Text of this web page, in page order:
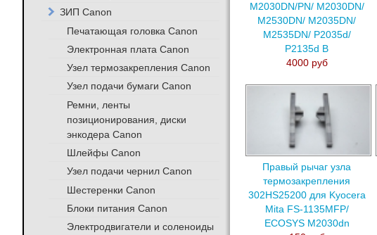
M2030DN/PN/ M2030DN/
M2530DN/ M2035DN/
M2535DN/ P2035d/
P2135d В
4000 руб
Правый рычаг узла
термозакрепления
302HS25200 для Kyocera
Mita FS-1135MFP/
ECOSYS M2030dn
ЗИП Canon
Печатающая головка Canon
Электронная плата Canon
Узел термозакрепления Canon
Узел подачи бумаги Canon
Ремни, ленты
позиционирования, диски
энкодера Canon
Шлейфы Canon
Узел подачи чернил Canon
Шестеренки Canon
Блоки питания Canon
Электродвигатели и соленоиды